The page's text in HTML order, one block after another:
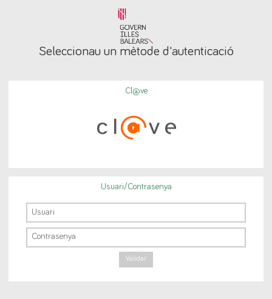
Seleccionau un mètode d'autenticació
Cl@ve
Usuari/Contrasenya
Validar